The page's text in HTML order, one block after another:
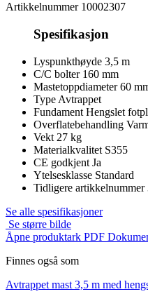
Artikkelnummer 10002307
Spesifikasjon
Lyspunkthøyde 3,5 m
C/C bolter 160 mm
Mastetoppdiameter 60
Type Avtrappet
Fundament Hengslet
Overflatebehandling
Vekt 27 kg
Materialkvalitet S355
CE godkjent Ja
Ytelsesklasse Standard
Tidligere artikkelnummer
Se alle spesifikasjoner
Se større bilde
Åpne produktark PDF
Finnes også som
Avtrappet mast 3,5 m med